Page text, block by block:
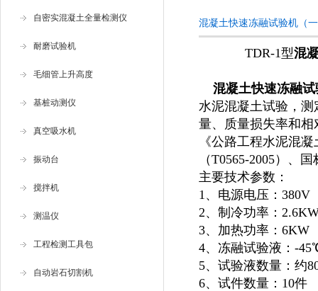
自密实混凝土全量检测仪
耐磨试验机
毛细管上升高度
基桩动测仪
真空吸水机
振动台
搅拌机
测温仪
工程检测工具包
自动岩石切割机
混凝土快速冻融试验机（
TDR-1型混
混凝土快速冻融
水泥混凝土试验，
量、质量损失率和
《公路工程水泥混
（T0565-2005）、
主要技术参数：
1、电源电压：380V
2、制冷功率：
3、加热功率：6KW
4、冻融试验液：-
5、试验液数量：约
6、试件数量：10件